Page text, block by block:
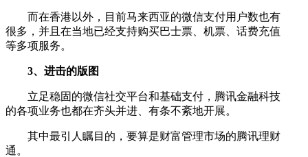
而在香港以外，目前马来西亚的微信支付用户数也有
很多，并且在当地已经支持购买巴士票、机票、话费充值
等多项服务。
3、进击的版图
立足稳固的微信社交平台和基础支付，腾讯金融科技
的各项业务也都在齐头并进、有条不紊地开展。
其中最引人瞩目的，要算是财富管理市场的腾讯理财
通。